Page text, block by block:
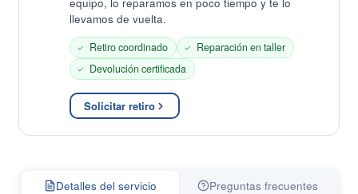
llevamos de vuelta.
Retiro coordinado
Reparación en taller
Devolución certificada
Solicitar retiro
Detalles del servicio Preguntas frecuentes